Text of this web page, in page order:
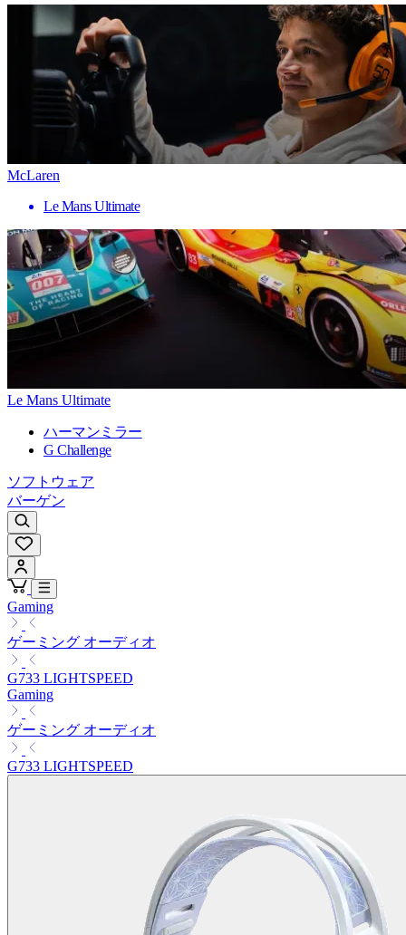
McLaren
Le Mans Ultimate
Le Mans Ultimate
ハーマンミラー
G Challenge
ソフトウェア
バーゲン
Gaming
ゲーミング オーディオ
G733 LIGHTSPEED
Gaming
ゲーミング オーディオ
G733 LIGHTSPEED